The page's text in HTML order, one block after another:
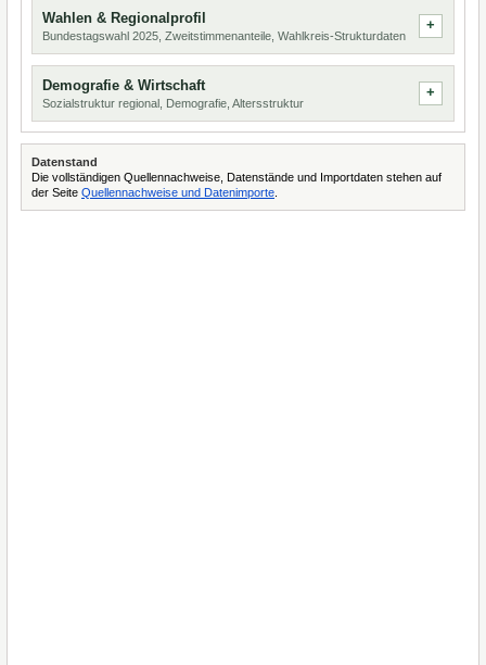
Wahlen & Regionalprofil
Bundestagswahl 2025, Zweitstimmenanteile, Wahlkreis-Strukturdaten
Demografie & Wirtschaft
Sozialstruktur regional, Demografie, Altersstruktur
Datenstand
Die vollständigen Quellennachweise, Datenstände und Importdaten stehen auf
der Seite Quellennachweise und Datenimporte